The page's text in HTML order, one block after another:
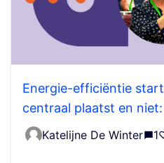
Energie-efficiëntie
centraal plaatst en
Katelijne De Winter 1